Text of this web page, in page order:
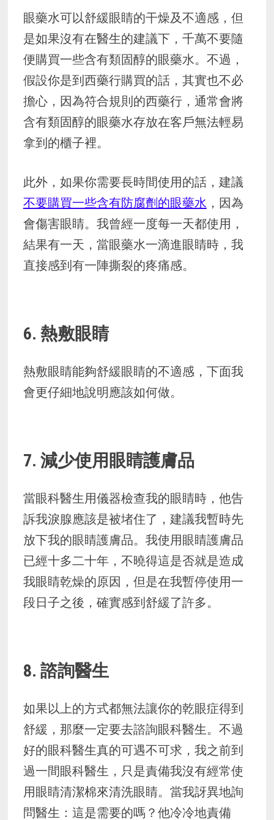
眼藥水可以舒緩眼睛的干燥及不適感，但
是如果沒有在醫生的建議下，千萬不要隨
便購買一些含有類固醇的眼藥水。不過，
假設你是到西藥行購買的話，其實也不必
擔心，因為符合規則的西藥行，通常會將
含有類固醇的眼藥水存放在客戶無法輕易
拿到的櫃子裡。
此外，如果你需要長時間使用的話，建議
不要購買一些含有防腐劑的眼藥水 ，因為
會傷害眼睛。我曾經一度每一天都使用，
結果有一天，當眼藥水一滴進眼睛時，我
直接感到有一陣撕裂的疼痛感。
6. 熱敷眼睛
熱敷眼睛能夠舒緩眼睛的不適感，下面我
會更仔細地說明應該如何做。
7. 減少使用眼睛護膚品
當眼科醫生用儀器檢查我的眼睛時，他告
訴我淚腺應該是被堵住了，建議我暫時先
放下我的眼睛護膚品。我使用眼睛護膚品
已經十多二十年，不曉得這是否就是造成
我眼睛乾燥的原因，但是在我暫停使用一
段日子之後，確實感到舒緩了許多。
8. 諮詢醫生
如果以上的方式都無法讓你的乾眼症得到
舒緩，那麼一定要去諮詢眼科醫生。不過
好的眼科醫生真的可遇不可求，我之前到
過一間眼科醫生，只是責備我沒有經常使
用眼睛清潔棉來清洗眼睛。當我訝異地詢
問醫生：這是需要的嗎？他冷冷地責備